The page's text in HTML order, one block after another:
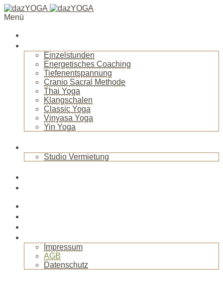
Menü
Einzelstunden
Energetisches Coaching
Tiefenentspannung
Cranio Sacral Methode
Thai Yoga
Klangschalen
Classic Yoga
Vinyasa Yoga
Yin Yoga
Studio Vermietung
Impressum
AGB
Datenschutz